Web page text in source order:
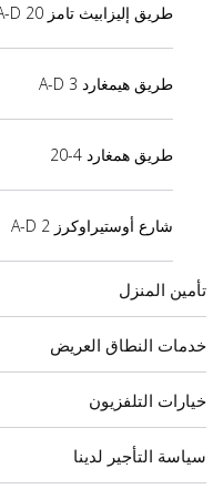
طريق إليزابيث تامز 20 A-D، طريق دوكتورس 17 A-D
طريق هيمغارد 3 A-D
طريق همغارد 4-20
شارع أوستيراوكرز 2 A-D
تأمين المنزل
خدمات النطاق العريض
خيارات التلفزيون
سياسة التأجير لدينا